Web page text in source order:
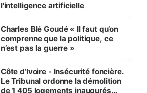
l'intelligence artificielle
Charles Blé Goudé « Il faut qu’on
comprenne que la politique, ce
n’est pas la guerre »
Côte d’Ivoire - Insécurité foncière.
Le Tribunal ordonne la démolition
de 1 405 logements inaugurés